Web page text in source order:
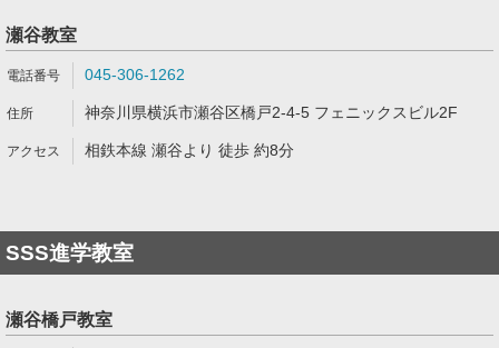
瀬谷教室
045-306-1262
神奈川県横浜市瀬谷区橋戸2-4-5 フェニックスビル2F
相鉄本線 瀬谷より 徒歩 約8分
SSS進学教室
瀬谷橋戸教室